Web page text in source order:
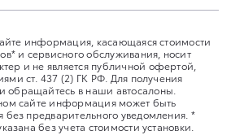
информация, касающаяся стоимости
и сервисного обслуживания, носит
и не является публичной офертой,
ст. 437 (2) ГК РФ. Для получения
в наши автосалоны.
сайте информация может быть
предварительного уведомления. *
без учета стоимости установки.